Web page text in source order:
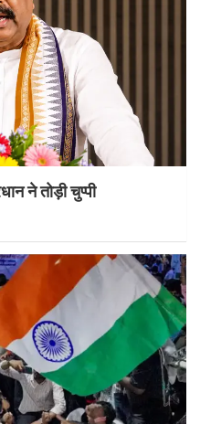
ने तोड़ी चुप्पी